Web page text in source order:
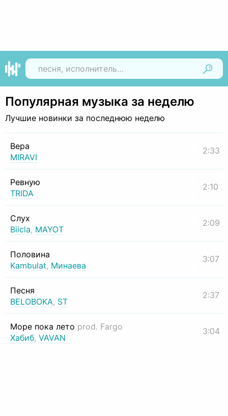
Популярная музыка за неделю
Лучшие новинки за последнюю неделю
Вера
MIRAVI
2:33
Ревную
TRIDA
2:10
Слух
Biicla, MAYOT
2:09
Половина
Kambulat, Минаева
3:07
Песня
BELOBOKA, ST
2:37
Море пока лето prod. Fargo
Хабиб, VAVAN
3:04